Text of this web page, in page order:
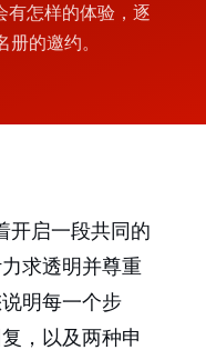
怎样的体验，逐
的邀约。
启一段共同的
求透明并尊重
明每一个步
，以及两种申